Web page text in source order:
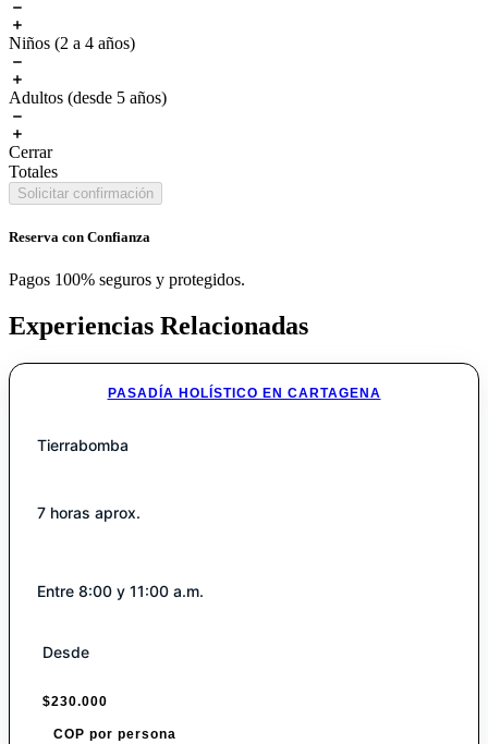
Niños (2 a 4 años)
Adultos (desde 5 años)
Cerrar
Totales
Solicitar confirmación
Reserva con Confianza
Pagos 100% seguros y protegidos.
Experiencias Relacionadas
PASADÍA HOLÍSTICO EN CARTAGENA
Tierrabomba
7 horas aprox.
Entre 8:00 y 11:00 a.m.
Desde
$230.000
COP por persona